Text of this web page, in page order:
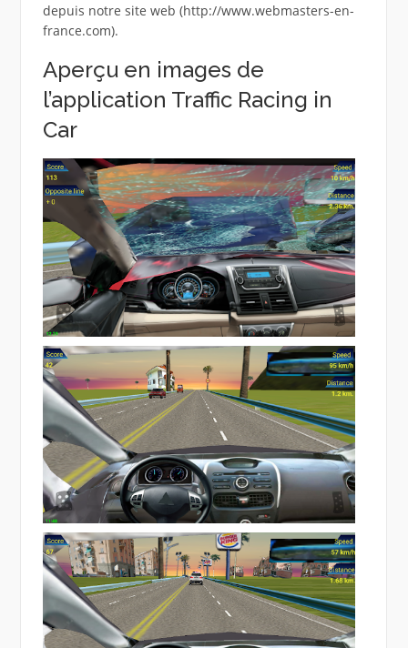
depuis notre site web (http://www.webmasters-en-
france.com).
Aperçu en images de
l’application Traffic Racing in
Car